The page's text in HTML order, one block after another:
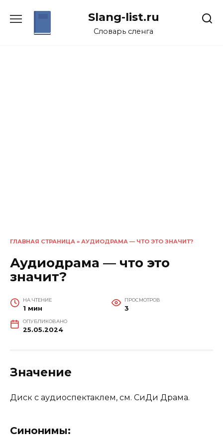
Slang-list.ru
Словарь сленга
ГЛАВНАЯ СТРАНИЦА » АУДИОДРАМА — ЧТО ЭТО ЗНАЧИТ?
Аудиодрама — что это
значит?
НА ЧТЕНИЕ
1 мин
ПРОСМОТРОВ
3
ОПУБЛИКОВАНО
25.05.2024
Значение
Диск с аудиоспектаклем, см. СиДи Драма.
Синонимы: